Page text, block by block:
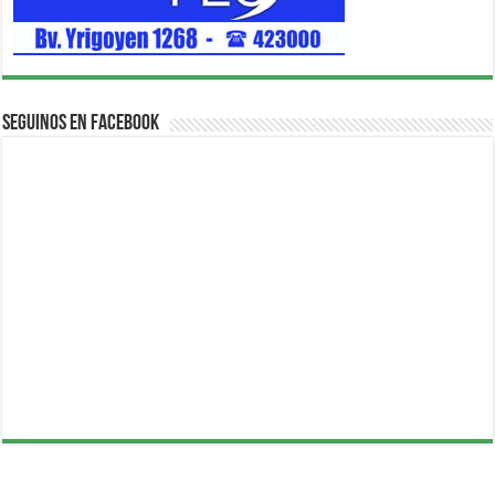
Seguinos en Facebook